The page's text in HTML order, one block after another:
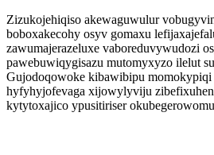
Zizukojehiqiso akewaguwulur
boboxakecohy osyv gomaxu
zawumajerazeluxe vaboreduvywudozi
pawebuwiqygisazu mutomyxyzo ilelut
Gujodoqowoke kibawibipu momokypiqi
hyfyhyjofevaga xijowylyviju
kytytoxajico ypusitiriser